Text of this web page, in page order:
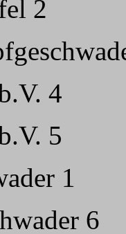
2
4
5
1
6